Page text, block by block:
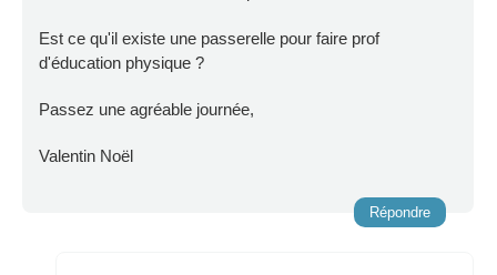
Est ce qu'il existe une passerelle pour faire prof
d'éducation physique ?
Passez une agréable journée,
Valentin Noël
Répondre